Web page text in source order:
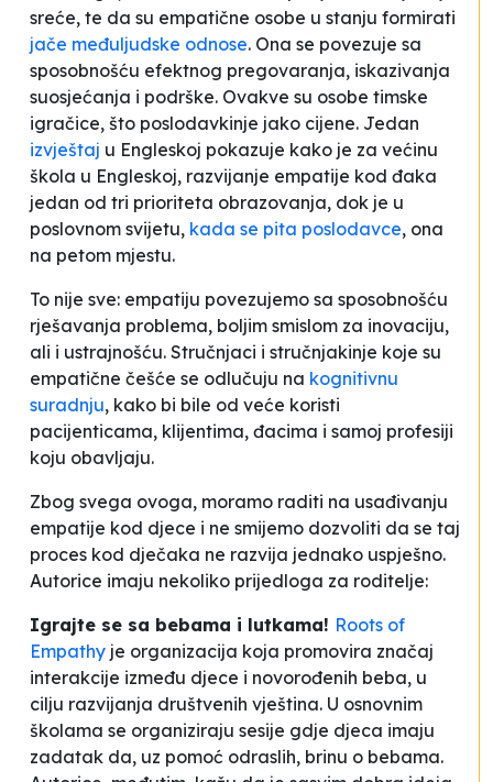
sreće, te da su empatične osobe u stanju formirati
jače međuljudske odnose. Ona se povezuje sa
sposobnošću efektnog pregovaranja, iskazivanja
suosjećanja i podrške. Ovakve su osobe timske
igračice, što poslodavkinje jako cijene. Jedan
izvještaj u Engleskoj pokazuje kako je za većinu
škola u Engleskoj, razvijanje empatije kod đaka
jedan od tri prioriteta obrazovanja, dok je u
poslovnom svijetu, kada se pita poslodavce, ona
na petom mjestu.
To nije sve: empatiju povezujemo sa sposobnošću
rješavanja problema, boljim smislom za inovaciju,
ali i ustrajnošću. Stručnjaci i stručnjakinje koje su
empatične češće se odlučuju na kognitivnu
suradnju, kako bi bile od veće koristi
pacijenticama, klijentima, đacima i samoj profesiji
koju obavljaju.
Zbog svega ovoga, moramo raditi na usađivanju
empatije kod djece i ne smijemo dozvoliti da se taj
proces kod dječaka ne razvija jednako uspješno.
Autorice imaju nekoliko prijedloga za roditelje:
Igrajte se sa bebama i lutkama! Roots of
Empathy je organizacija koja promovira značaj
interakcije između djece i novorođenih beba, u
cilju razvijanja društvenih vještina. U osnovnim
školama se organiziraju sesije gdje djeca imaju
zadatak da, uz pomoć odraslih, brinu o bebama.